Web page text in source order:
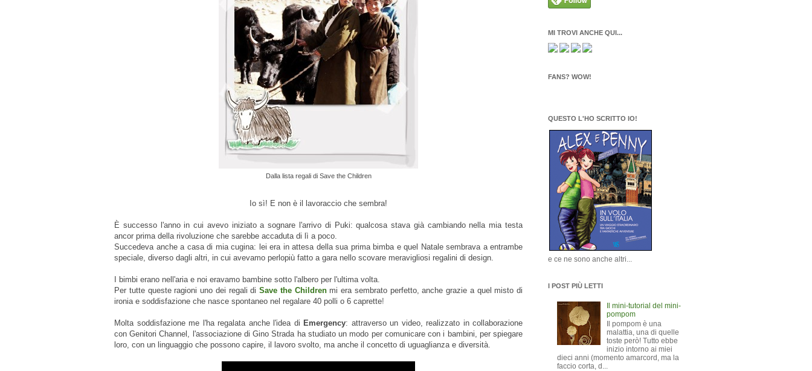
Dalla lista regali di Save the Children
Io sì! E non è il lavoraccio che sembra!
È successo l'anno in cui avevo iniziato a sognare l'arrivo di Puki: qualcosa stava già cambiando nella mia testa
ancor prima della rivoluzione che sarebbe accaduta di lì a poco.
Succedeva anche a casa di mia cugina: lei era in attesa della sua prima bimba e quel Natale sembrava a entrambe
speciale, diverso dagli altri, in cui avevamo perlopiù fatto a gara nello scovare meravigliosi regalini di design.
I bimbi erano nell'aria e noi eravamo bambine sotto l'albero per l'ultima volta.
Per tutte queste ragioni uno dei regali di Save the Childrenmi era sembrato perfetto, anche grazie a quel misto di
ironia e soddisfazione che nasce spontaneo nel regalare 40 polli o 6 caprette!
Molta soddisfazione me l'ha regalata anche l'idea di Emergency: attraverso un video, realizzato in collaborazione
con Genitori Channel, l'associazione di Gino Strada ha studiato un modo per comunicare con i bambini, per spiegare
loro, con un linguaggio che possono capire, il lavoro svolto, ma anche il concetto di uguaglianza e diversità.
MI TROVI ANCHE QUI...
FANS? WOW!
QUESTO L'HO SCRITTO IO!
e ce ne sono anche altri...
I POST PIÙ LETTI
Il mini-tutorial del mini-
pompom
Il pompom è una
malattia, una di quelle
toste però! Tutto ebbe
inizio intorno ai miei
dieci anni (momento amarcord, ma la
faccio corta, d...